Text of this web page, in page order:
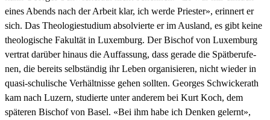
eines Abends nach der Arbeit klar, ich werde Priester», erin­nert er
sich. Das The­olo­gi­es­tudi­um absolvierte er im Aus­land, es gibt keine
the­ol­o­gis­che Fakultät in Lux­em­burg. Der Bischof von Lux­em­burg
ver­trat darüber hin­aus die Auf­fas­sung, dass ger­ade die Spät­berufe­
nen, die bere­its selb­ständig ihr Leben organ­isieren, nicht wieder in
qua­si-schulis­che Ver­hält­nisse gehen soll­ten. Georges Schwick­erath
kam nach Luzern, studierte unter anderem bei Kurt Koch, dem
späteren Bischof von Basel. «Bei ihm habe ich Denken gel­ernt»,